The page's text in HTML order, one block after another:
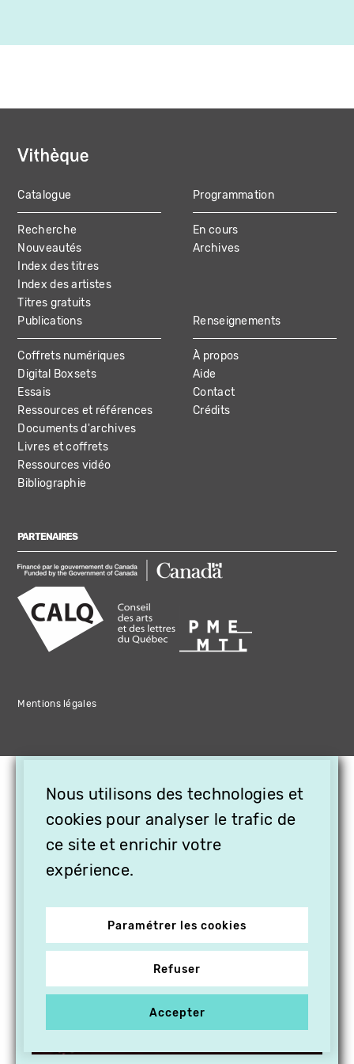
MAIN
NAVIGATION
Catalogue
Recherche
Nouveautés
Index des titres
Index des artistes
Titres gratuits
Programmation
En cours
Archives
Publications
Coffrets numériques
Digital Boxsets
Essais
Ressources et références
Documents d'archives
Livres et coffrets
Ressources vidéo
Bibliographie
Renseignements
À propos
Aide
Contact
Crédits
PARTENAIRES
Mentions légales
Nous utilisons des technologies et
cookies pour analyser le trafic de
ce site et enrichir votre
expérience.
Paramétrer les cookies
Refuser
Accepter
OFFREZ LA VIDÉO EN
CADEAU, ABONNEZ VOS
PROCHES À VITHÈQUE !